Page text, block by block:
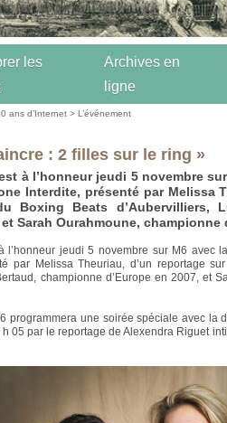
les
Archives en
ligne
ans d’Internet >L’événement
: 2 filles sur le ring »
à l’honneur jeudi 5 novembre
Interdite, présenté par Melissa
Boxing Beats d’Aubervilliers,
et Sarah Ourahmoune, championne
l’honneur jeudi 5 novembre sur M6 avec
par Melissa Theuriau, d’un reportage
championne d’Europe en 2007, et
programmera une soirée spéciale avec la
05 par le reportage de Alexendra Riguet